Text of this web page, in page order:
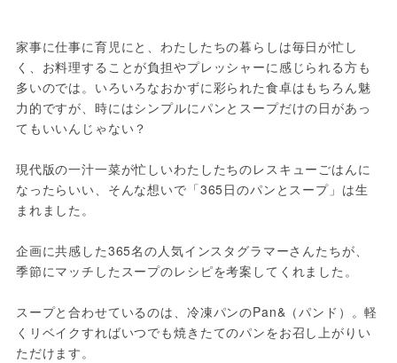
家事に仕事に育児にと、わたしたちの暮らしは毎日が忙し
く、お料理することが負担やプレッシャーに感じられる方も
多いのでは。いろいろなおかずに彩られた食卓はもちろん魅
力的ですが、時にはシンプルにパンとスープだけの日があっ
てもいいんじゃない？
現代版の一汁一菜が忙しいわたしたちのレスキューごはんに
なったらいい、そんな想いで「365日のパンとスープ」は生
まれました。
企画に共感した365名の人気インスタグラマーさんたちが、
季節にマッチしたスープのレシピを考案してくれました。
スープと合わせているのは、冷凍パンのPan&（パンド）。軽
くリベイクすればいつでも焼きたてのパンをお召し上がりい
ただけます。